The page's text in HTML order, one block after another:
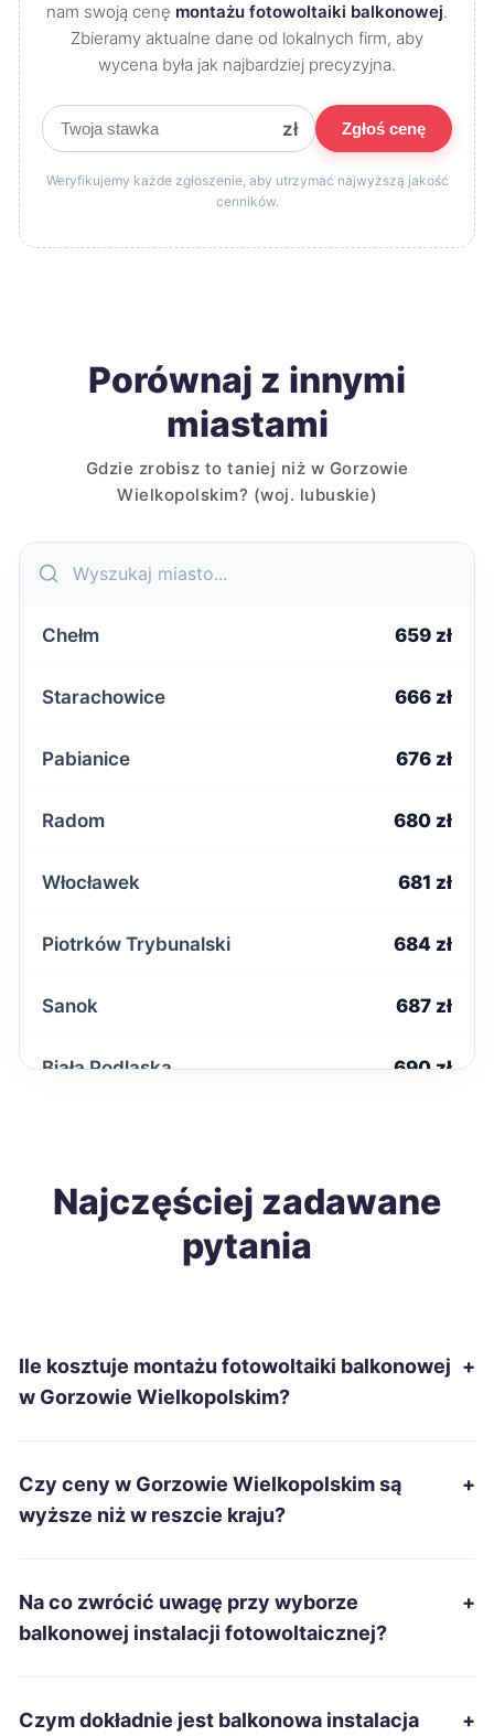
nam swoją cenę montażu fotowoltaiki balkonowej.
Zbieramy aktualne dane od lokalnych firm, aby
wycena była jak najbardziej precyzyjna.
zł Zgłoś cenę
Weryfikujemy każde zgłoszenie, aby utrzymać najwyższą jakość
cenników.
Porównaj z innymi
miastami
Gdzie zrobisz to taniej niż w Gorzowie
Wielkopolskim? (woj. lubuskie)
Chełm 659 zł
Starachowice 666 zł
Pabianice 676 zł
Radom 680 zł
Włocławek 681 zł
Piotrków Trybunalski 684 zł
Sanok 687 zł
Biała Podlaska 690 zł
Zawiercie 691 zł
Kutno 696 zł
Ostrowiec Świętokrzyski 697 zł
Kielce
Najczęściej zadawane
pytania
Ile kosztuje montażu fotowoltaiki balkonowej
w Gorzowie Wielkopolskim?
+
Czy ceny w Gorzowie Wielkopolskim są
wyższe niż w reszcie kraju?
+
Na co zwrócić uwagę przy wyborze
balkonowej instalacji fotowoltaicznej?
+
Czym dokładnie jest balkonowa instalacja +